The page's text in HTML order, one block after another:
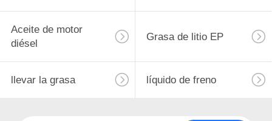
Aceite de motor
diésel
Grasa de litio EP
llevar la grasa líquido de freno